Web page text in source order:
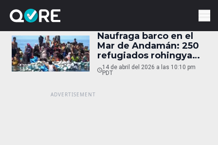
Naufraga barco en el
Mar de Andamán: 250
refugiados rohingya
desaparecidos
14 de abril del 2026 a las 10:10 pm
PDT